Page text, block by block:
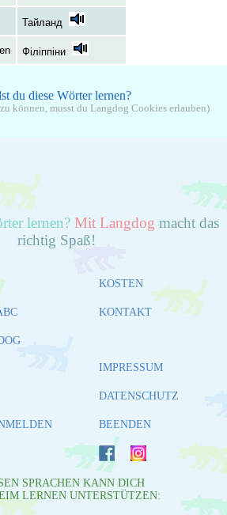
Тайланд
Філіппіни
du diese Wörter lernen?
können, musst du Langdog Cookies erlauben)
lernen? Mit Langdog macht das
richtig Spaß!
KOSTEN
KONTAKT
IMPRESSUM
DATENSCHUTZ
BEENDEN
SPRACHEN KANN DICH
LERNEN UNTERSTÜTZEN: